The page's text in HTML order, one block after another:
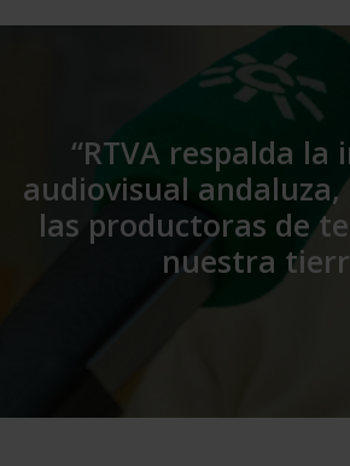
“RTVA respalda la
audiovisual andaluza,
las productoras de
nuestra